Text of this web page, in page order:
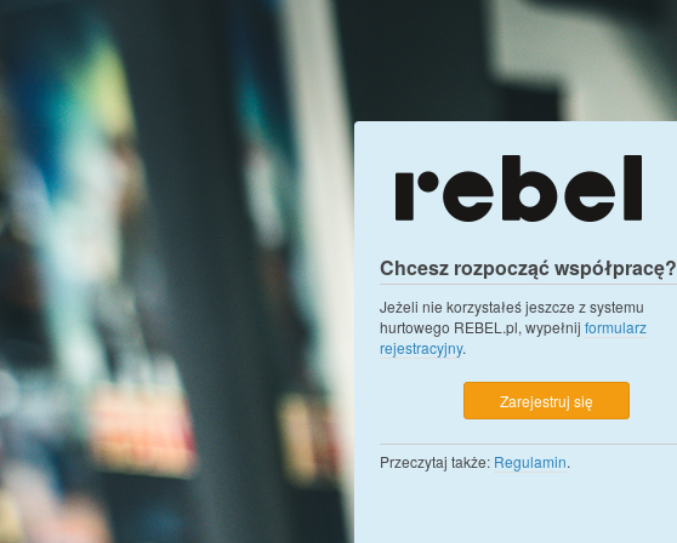
Chcesz rozpocząć współpracę?
Jeżeli nie korzystałeś jeszcze z systemu
hurtowego REBEL.pl, wypełnij formularz
rejestracyjny.
Zarejestruj się
Przeczytaj także: Regulamin.